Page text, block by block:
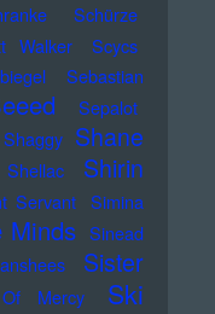
Schürze
Walker
Scycs
Sebastian
Sepalot
Shaggy Shane
Shellac
Shirin
Servant Simina
Minds Sinead
Sister
Mercy
Ski